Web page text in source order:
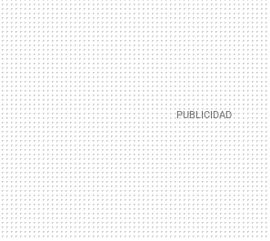
MAIL